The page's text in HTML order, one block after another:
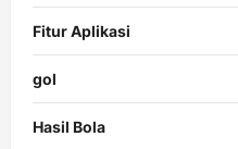
Fitur Aplikasi
gol
Hasil Bola